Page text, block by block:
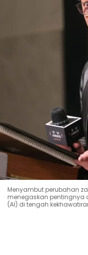
Menyambut perubahan
menegaskan pentingnya
(AI) di tengah